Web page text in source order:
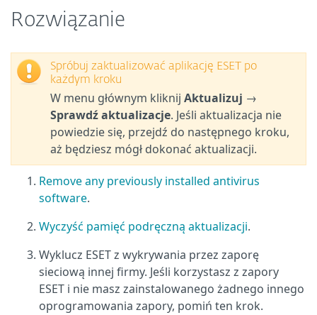
Rozwiązanie
Spróbuj zaktualizować aplikację ESET po
każdym kroku
W menu głównym kliknij Aktualizuj →
Sprawdź aktualizacje. Jeśli aktualizacja nie
powiedzie się, przejdź do następnego kroku,
aż będziesz mógł dokonać aktualizacji.
Remove any previously installed antivirus
software.
Wyczyść pamięć podręczną aktualizacji.
Wyklucz ESET z wykrywania przez zaporę
sieciową innej firmy. Jeśli korzystasz z zapory
ESET i nie masz zainstalowanego żadnego innego
oprogramowania zapory, pomiń ten krok.